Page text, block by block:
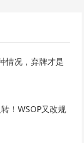
情况，弃牌才是
！WSOP又改规